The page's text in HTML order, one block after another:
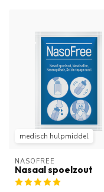
medisch hulpmiddel
NASOFREE
Nasaal spoelzout